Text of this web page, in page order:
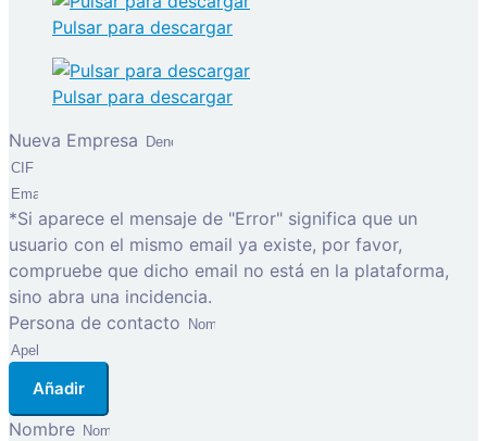
Pulsar para descargar
Pulsar para descargar
Nueva Empresa
*Si aparece el mensaje de "Error" significa que un
usuario con el mismo email ya existe, por favor,
compruebe que dicho email no está en la plataforma,
sino abra una incidencia.
Persona de contacto
Añadir
Nombre